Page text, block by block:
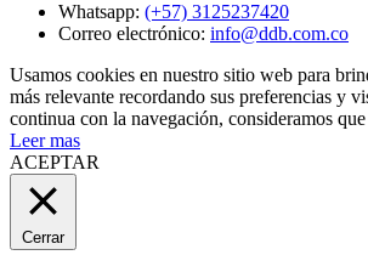
Whatsapp: (+57) 3125237420
Correo electrónico: info@ddb.com.co
Usamos cookies en nuestro sitio web para
más relevante recordando sus preferencias y
continua con la navegación, consideramos que
Leer mas
ACEPTAR
Cerrar